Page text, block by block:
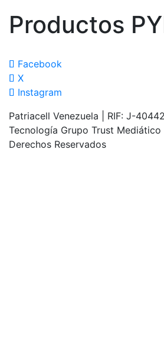
Productos
Facebook
X
Instagram
Patriacell Venezuela | RIF: J-
Tecnología Grupo Trust
Derechos Reservados